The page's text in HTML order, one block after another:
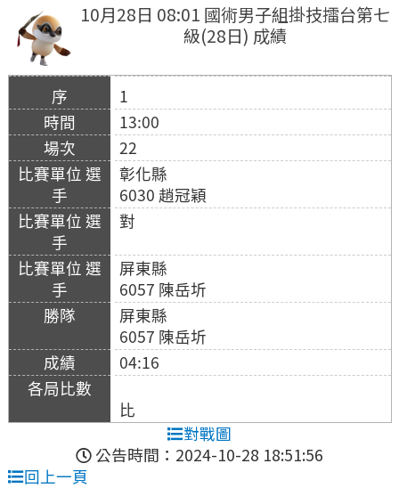
10月28日 08:01 國術男子組掛技擂台第七
級(28日) 成績
1
13:00
22
彰化縣
6030 趙冠穎
對
屏東縣
6057 陳岳圻
屏東縣
6057 陳岳圻
04:16
比
對戰圖
公告時間：2024-10-28 18:51:56
回上一頁